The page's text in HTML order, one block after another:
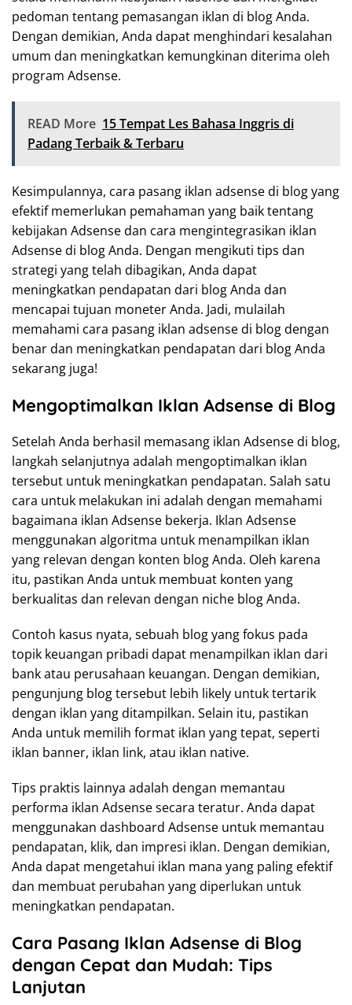
pedoman tentang pemasangan iklan di blog Anda.
Dengan demikian, Anda dapat menghindari kesalahan
umum dan meningkatkan kemungkinan diterima oleh
program Adsense.
READ More 15 Tempat Les Bahasa Inggris di
Padang Terbaik & Terbaru
Kesimpulannya, cara pasang iklan adsense di blog yang
efektif memerlukan pemahaman yang baik tentang
kebijakan Adsense dan cara mengintegrasikan iklan
Adsense di blog Anda. Dengan mengikuti tips dan
strategi yang telah dibagikan, Anda dapat
meningkatkan pendapatan dari blog Anda dan
mencapai tujuan moneter Anda. Jadi, mulailah
memahami cara pasang iklan adsense di blog dengan
benar dan meningkatkan pendapatan dari blog Anda
sekarang juga!
Mengoptimalkan Iklan Adsense di Blog
Setelah Anda berhasil memasang iklan Adsense di blog,
langkah selanjutnya adalah mengoptimalkan iklan
tersebut untuk meningkatkan pendapatan. Salah satu
cara untuk melakukan ini adalah dengan memahami
bagaimana iklan Adsense bekerja. Iklan Adsense
menggunakan algoritma untuk menampilkan iklan
yang relevan dengan konten blog Anda. Oleh karena
itu, pastikan Anda untuk membuat konten yang
berkualitas dan relevan dengan niche blog Anda.
Contoh kasus nyata, sebuah blog yang fokus pada
topik keuangan pribadi dapat menampilkan iklan dari
bank atau perusahaan keuangan. Dengan demikian,
pengunjung blog tersebut lebih likely untuk tertarik
dengan iklan yang ditampilkan. Selain itu, pastikan
Anda untuk memilih format iklan yang tepat, seperti
iklan banner, iklan link, atau iklan native.
Tips praktis lainnya adalah dengan memantau
performa iklan Adsense secara teratur. Anda dapat
menggunakan dashboard Adsense untuk memantau
pendapatan, klik, dan impresi iklan. Dengan demikian,
Anda dapat mengetahui iklan mana yang paling efektif
dan membuat perubahan yang diperlukan untuk
meningkatkan pendapatan.
Cara Pasang Iklan Adsense di Blog
dengan Cepat dan Mudah: Tips
Lanjutan